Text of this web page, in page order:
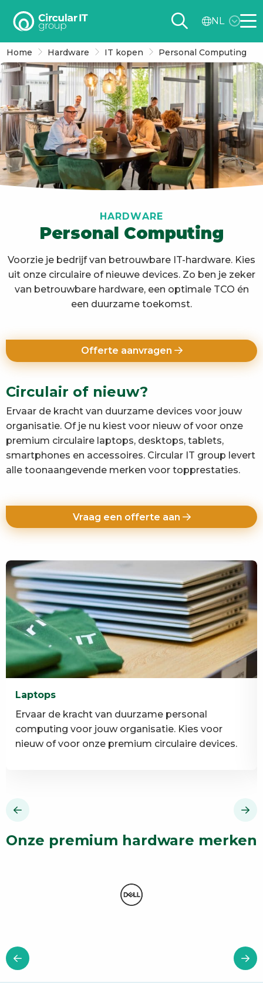
Circular
group
–
NL
NL
Home Hardware IT kopen Personal Computing
HARDWARE
Personal Computing
Voorzie je bedrijf van betrouwbare IT-hardware. Kies
uit onze circulaire of nieuwe devices. Zo ben je zeker
van betrouwbare hardware, een optimale TCO én
een duurzame toekomst.
Offerte aanvragen
Circulair of nieuw?
Ervaar de kracht van duurzame devices voor jouw
organisatie. Of je nu kiest voor nieuw of voor onze
premium circulaire laptops, desktops, tablets,
smartphones en accessoires. Circular IT group levert
alle toonaangevende merken voor topprestaties.
Vraag een offerte aan
Laptops
Ervaar de kracht van duurzame personal
computing voor jouw organisatie. Kies voor
nieuw of voor onze premium circulaire devices.
Onze premium hardware merken